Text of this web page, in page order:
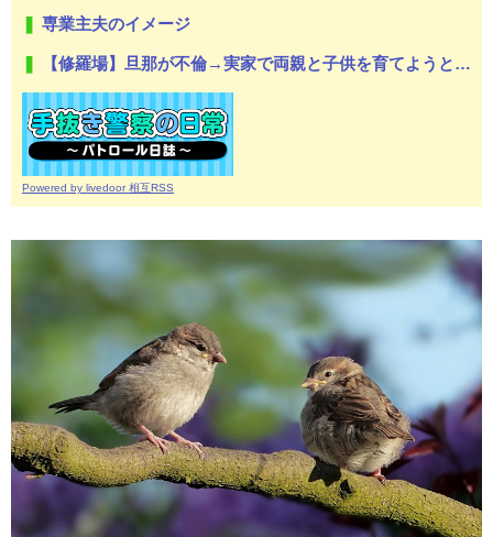
専業主夫のイメージ
【修羅場】旦那が不倫→実家で両親と子供を育てようと思っていたら…絶縁しました。がんばって子供たちと幸せになります！
Powered by livedoor 相互RSS